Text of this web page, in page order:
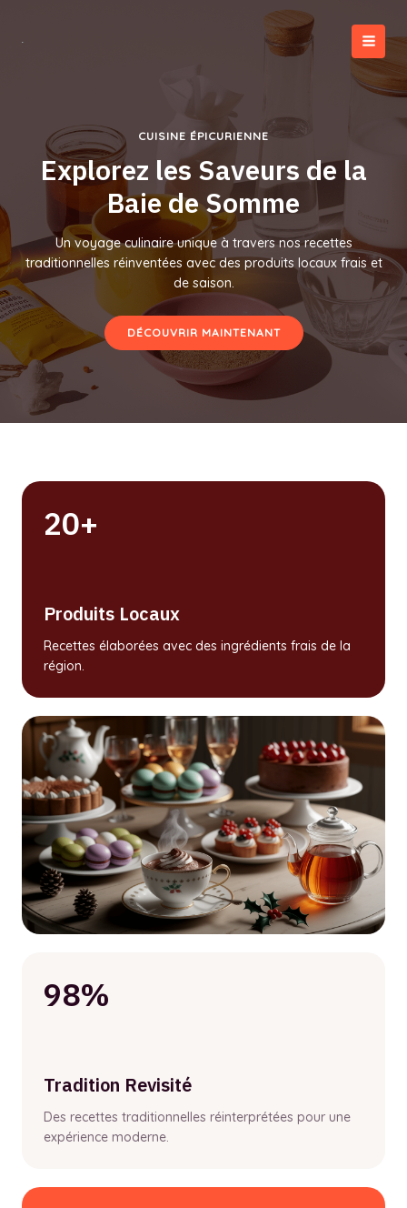
CUISINE ÉPICURIENNE
Explorez les Saveurs de la
Baie de Somme
Un voyage culinaire unique à travers nos recettes
traditionnelles réinventées avec des produits locaux frais et
de saison.
DÉCOUVRIR MAINTENANT
20+
Produits Locaux
Recettes élaborées avec des ingrédients frais de la
région.
98%
Tradition Revisité
Des recettes traditionnelles réinterprétées pour une
expérience moderne.